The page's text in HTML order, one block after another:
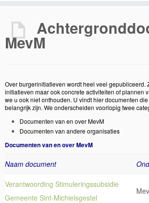
MevM
Over burgerinitiatieven wordt heel veel gepubliceerd.
initiatieven maar ook concrete activiteiten of plannen
we u ook niet onthouden. U vindt hier documenten
belangrijk zijn. We onderscheiden voorlopig twee
Documenten van en over MevM
Documenten van andere organisaties
Documenten van en over MevM
Naam document
Verantwoording Stimuleringssubsidie
Gemeente Sint-Michielsgestel